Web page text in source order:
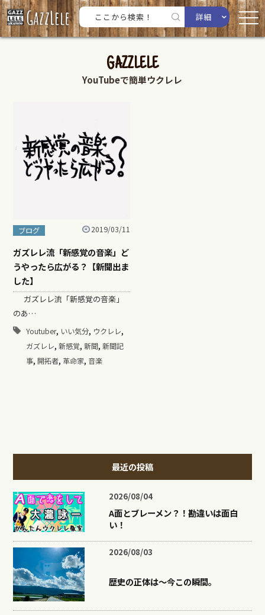
詳細
GAZZLELE
YouTubeで簡単ウクレレ
ブログ 2019/03/11
ガズレレ流「新感覚の音楽」ど
うやったら広がる？【新聞出ま
した】
ガズレレ流「新感覚の音楽」
のあ…
Youtuber, いい気分, ウクレレ,
ガズレレ, 新感覚, 新聞, 新聞記
事, 開拓者, 革命家, 音楽
最近の投稿
2026/08/04
A面とブレーメン？！勘違いは面白
い！
2026/08/03
歴史の正体は〜今この瞬間。